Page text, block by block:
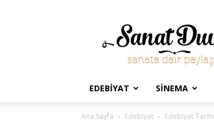
Sanat
Duvarı
EDEBIYAT SINEMA
Ana Sayfa Edebiyat Edebiyat Tarihi